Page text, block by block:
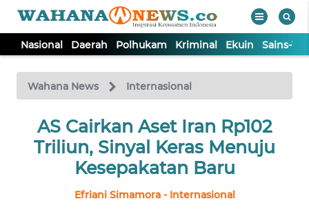
Nasional Daerah Polhukam Kriminal Ekuin Sains-
Wahana News Internasional
AS Cairkan Aset Iran Rp102
Triliun, Sinyal Keras Menuju
Kesepakatan Baru
Efriani Simamora - Internasional
TV
Tutup
NASIONAL